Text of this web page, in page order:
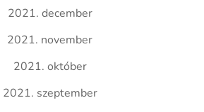
2021. december
2021. november
2021. október
2021. szeptember